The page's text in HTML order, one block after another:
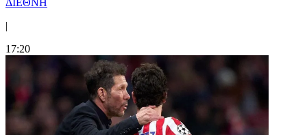
ΔΙΕΘΝΗ
|
17:20